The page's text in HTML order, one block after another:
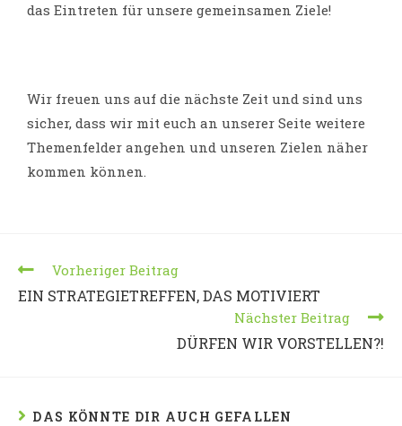
das Eintreten für unsere gemeinsamen Ziele!
Wir freuen uns auf die nächste Zeit und sind uns
sicher, dass wir mit euch an unserer Seite weitere
Themenfelder angehen und unseren Zielen näher
kommen können.
Vorheriger Beitrag
EIN STRATEGIETREFFEN, DAS MOTIVIERT
Nächster Beitrag
DÜRFEN WIR VORSTELLEN?!
DAS KÖNNTE DIR AUCH GEFALLEN